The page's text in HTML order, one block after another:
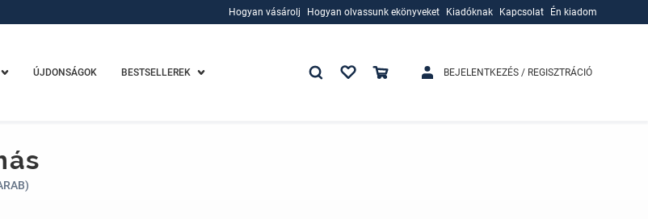
Hogyan vásárolj
Hogyan olvassunk ekönyveket
Kiadóknak
Kapcsolat Én kiadom
ÚJDONSÁGOK BESTSELLEREK BEJELENTKEZÉS / REGISZTRÁCIÓ